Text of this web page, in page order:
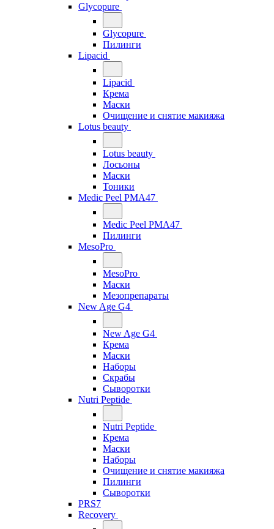
Glycopure
Glycopure
Пилинги
Lipacid
Lipacid
Крема
Маски
Очищение и снятие макияжа
Lotus beauty
Lotus beauty
Лосьоны
Маски
Тоники
Medic Peel PMA47
Medic Peel PMA47
Пилинги
MesoPro
MesoPro
Маски
Мезопрепараты
New Age G4
New Age G4
Крема
Маски
Наборы
Скрабы
Сыворотки
Nutri Peptide
Nutri Peptide
Крема
Маски
Наборы
Очищение и снятие макияжа
Пилинги
Сыворотки
PRS7
Recovery